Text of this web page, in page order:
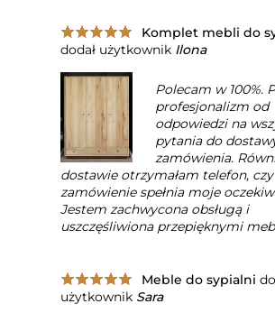
Komplet mebli do
dodał użytkownik Ilona
Polecam w 100%.
profesjonalizm od
odpowiedzi na
pytania do
zamówienia.
dostawie otrzymałam telefon, czy
zamówienie spełnia moje
Jestem zachwycona obsługą i
uszczęśliwiona przepięknymi
Meble do sypialni
użytkownik Sara